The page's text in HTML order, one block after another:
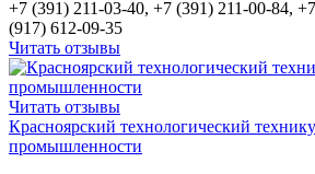
+7 (391) 211-03-40, +7 (391) 211-00-84,
(917) 612-09-35
Читать отзывы
Читать отзывы
Красноярский технологический
промышленности